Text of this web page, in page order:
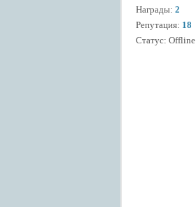
Награды: 2
Репутация: 18
Статус: Offline